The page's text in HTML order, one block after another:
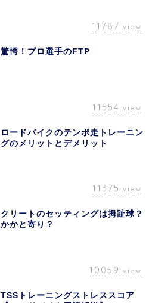
11787 view
驚愕！プロ選手のFTP
11554 view
ロードバイクのテンポ走トレーニン
グのメリットとデメリット
11375 view
クリートのセッティングは拇趾球？
かかと寄り？
10059 view
TSSトレーニングストレススコア